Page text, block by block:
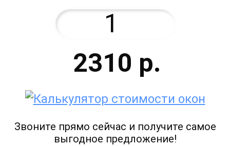
2310 р.
Звоните прямо сейчас и получите самое
выгодное предложение!